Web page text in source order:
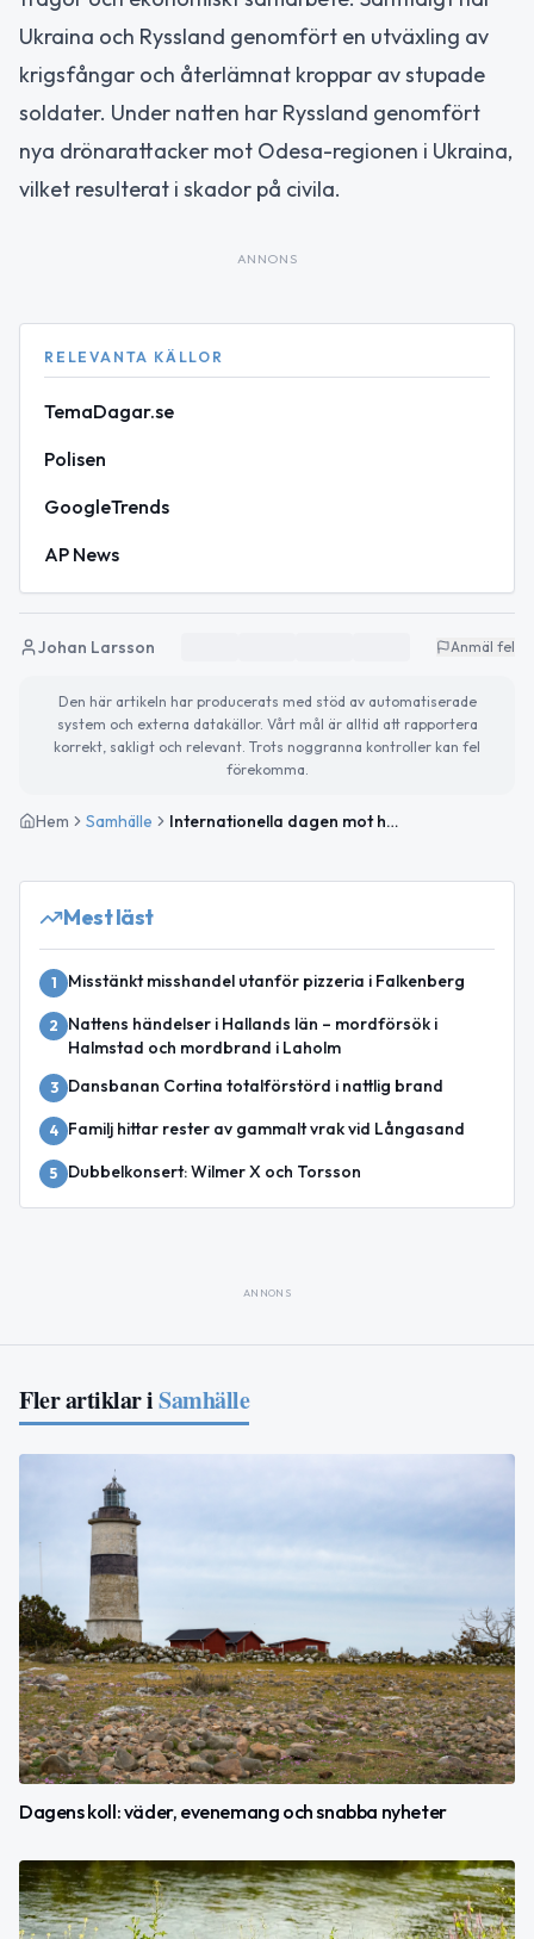
Ukraina och Ryssland genomfört en utväxling av
krigsfångar och återlämnat kroppar av stupade
soldater. Under natten har Ryssland genomfört
nya drönarattacker mot Odesa-regionen i Ukraina,
vilket resulterat i skador på civila.
ANNONS
RELEVANTA KÄLLOR
TemaDagar.se
Polisen
GoogleTrends
AP News
Johan Larsson Anmäl fel
Den här artikeln har producerats med stöd av automatiserade
system och externa datakällor. Vårt mål är alltid att rapportera
korrekt, sakligt och relevant. Trots noggranna kontroller kan fel
förekomma.
Hem Samhälle Internationella dagen mot homo- och transfobi uppmärksammas
Mest läst
1 Misstänkt misshandel utanför pizzeria i Falkenberg
2
Nattens händelser i Hallands län – mordförsök i
Halmstad och mordbrand i Laholm
3 Dansbanan Cortina totalförstörd i nattlig brand
4 Familj hittar rester av gammalt vrak vid Långasand
5 Dubbelkonsert: Wilmer X och Torsson
ANNONS
Fler artiklar iSamhälle
Dagens koll: väder, evenemang och snabba nyheter